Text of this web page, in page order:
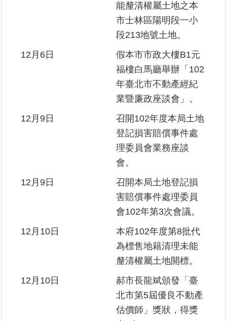
能釐清權屬土地之本
市士林區陽明段一小
段213地號土地。
12月6日
假本市市政大樓B1元
福樓白馬廳舉辦「102
年臺北市不動產經紀
業暨廉政座談會」。
12月9日
召開102年度本局土地
登記損害賠償事件處
理委員會業務座談
會。
12月9日
召開本局土地登記損
害賠償事件處理委員
會102年第3次會議。
12月10日
本府102年度第8批代
為標售地籍清理未能
釐清權屬土地開標。
12月10日
郝市長龍斌頒發「臺
北市第5屆優良不動產
估價師」獎狀，得獎